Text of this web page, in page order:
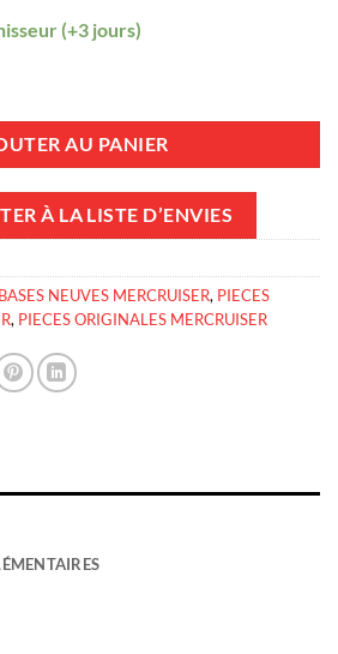
(+3 jours)
AU PANIER
À LA LISTE D’ENVIES
NEUVES MERCRUISER, PIECES
, PIECES ORIGINALES MERCRUISER